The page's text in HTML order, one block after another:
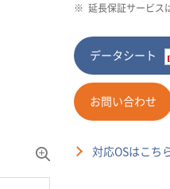
※ 延長保証サービス
データシート
お問い合わせ
対応OSはこち